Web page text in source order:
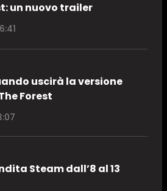
un nuovo trailer
uscirà la versione
Forest
Steam dall’8 al 13